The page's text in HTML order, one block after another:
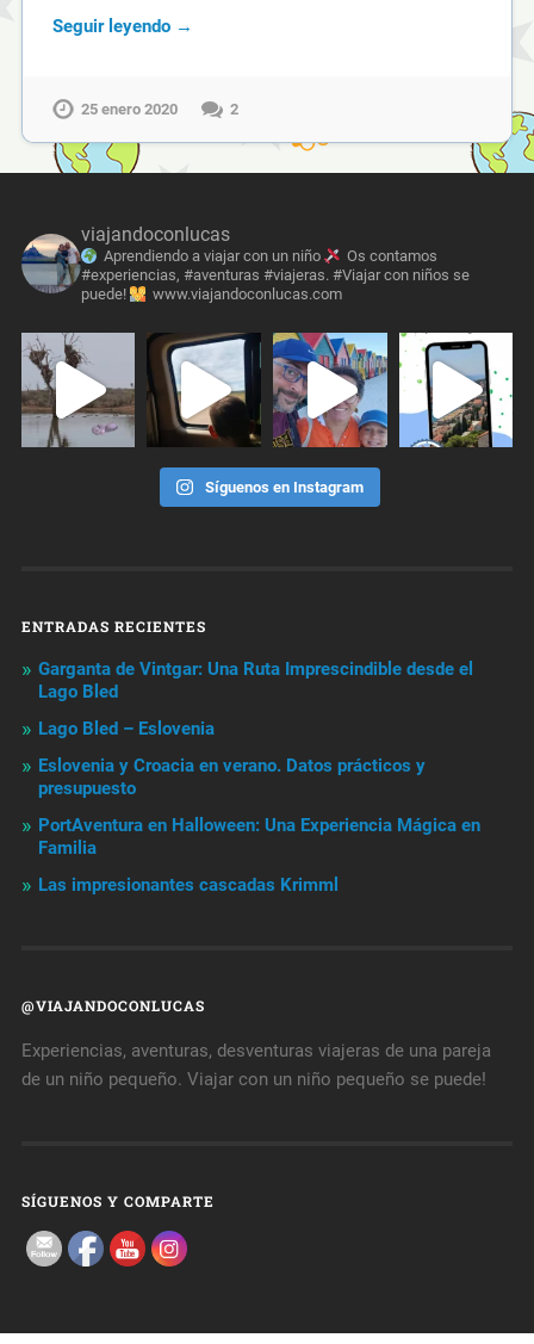
Seguir leyendo →
25 enero 2020 2
viajandoconlucas
Aprendiendo a viajar con un niño
Os contamos
#experiencias, #aventuras #viajeras. #Viajar con niños se
puede!
www.viajandoconlucas.com
Síguenos en Instagram
ENTRADAS RECIENTES
Garganta de Vintgar: Una Ruta Imprescindible desde el
Lago Bled
Lago Bled – Eslovenia
Eslovenia y Croacia en verano. Datos prácticos y
presupuesto
PortAventura en Halloween: Una Experiencia Mágica en
Familia
Las impresionantes cascadas Krimml
@VIAJANDOCONLUCAS
Experiencias, aventuras, desventuras viajeras de una pareja
de un niño pequeño. Viajar con un niño pequeño se puede!
SÍGUENOS Y COMPARTE